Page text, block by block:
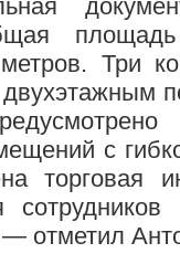
Три
с
торговая
сотрудников
отметил